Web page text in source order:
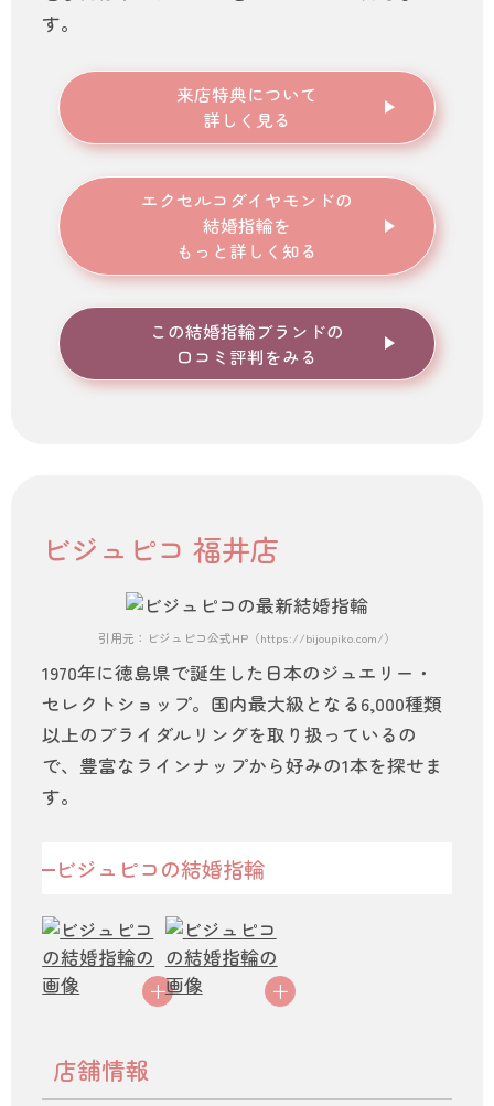
す。
来店特典について
詳しく見る
エクセルコダイヤモンドの
結婚指輪を
もっと詳しく知る
この結婚指輪ブランドの
口コミ評判をみる
ビジュピコ 福井店
引用元：ビジュピコ公式HP（https://bijoupiko.com/）
1970年に徳島県で誕生した日本のジュエリー・
セレクトショップ。国内最大級となる6,000種類
以上のブライダルリングを取り扱っているの
で、豊富なラインナップから好みの1本を探せま
す。
ビジュピコの結婚指輪
店舗情報